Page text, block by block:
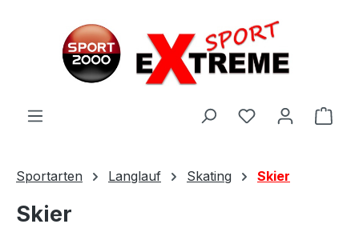
Sportarten Langlauf Skating Skier
Skier